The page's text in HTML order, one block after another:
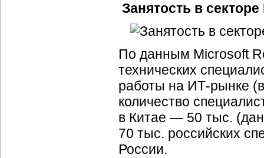
Занятость в
По данным Microsoft
технических
работы на ИТ-рынке
количество
в Китае — 50 тыс.
70 тыс. российских
России.